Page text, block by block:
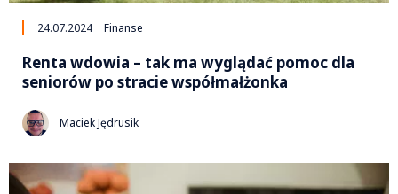
24.07.2024 Finanse
Renta wdowia – tak ma wyglądać pomoc dla
seniorów po stracie współmałżonka
Maciek Jędrusik